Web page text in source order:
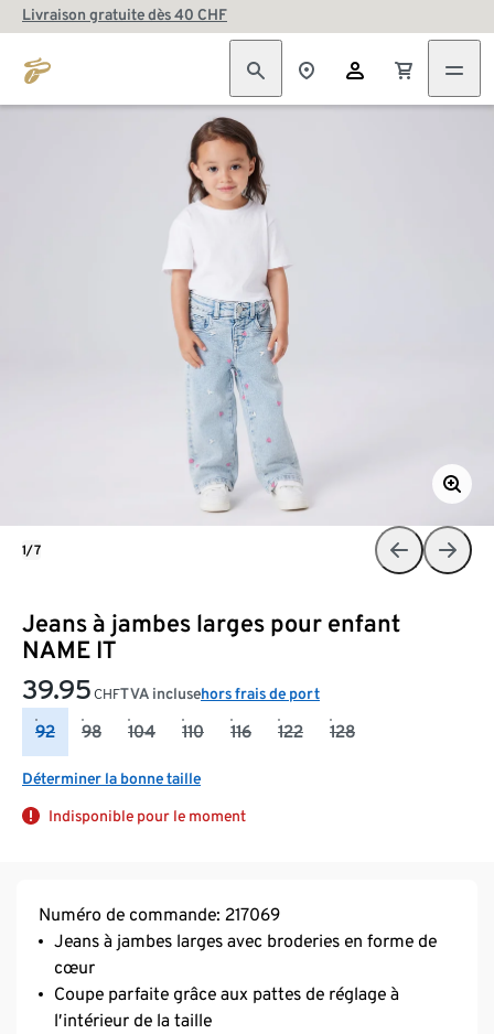
Livraison gratuite dès 40 CHF
Jeans à jambes larges pour enfant
NAME IT
39.95 CHFTVA inclusehors frais de port
92 98 104 110 116 122 128
Déterminer la bonne taille
Indisponible pour le moment
1/7
Numéro de commande: 217069
Jeans à jambes larges avec broderies en forme de
cœur
Coupe parfaite grâce aux pattes de réglage à
l’intérieur de la taille